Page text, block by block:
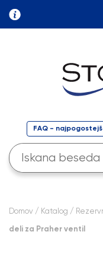
FAQ -
Domov / Katalog /
deli za Praher ventil